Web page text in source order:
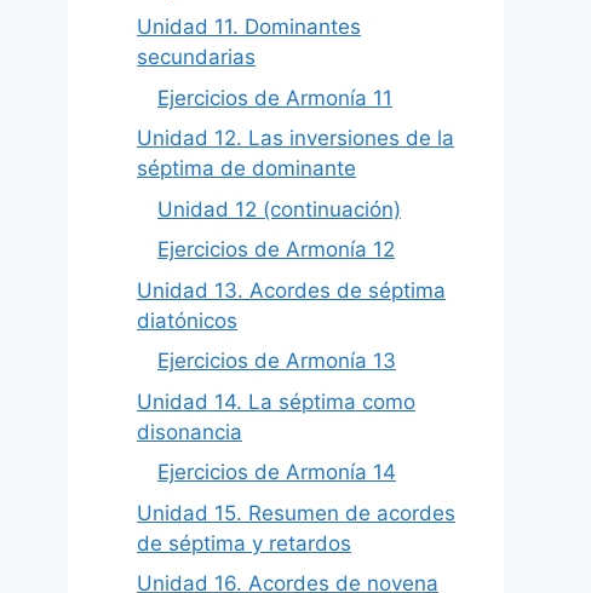
Unidad 11. Dominantes
secundarias
Ejercicios de Armonía 11
Unidad 12. Las inversiones de la
séptima de dominante
Unidad 12 (continuación)
Ejercicios de Armonía 12
Unidad 13. Acordes de séptima
diatónicos
Ejercicios de Armonía 13
Unidad 14. La séptima como
disonancia
Ejercicios de Armonía 14
Unidad 15. Resumen de acordes
de séptima y retardos
Unidad 16. Acordes de novena